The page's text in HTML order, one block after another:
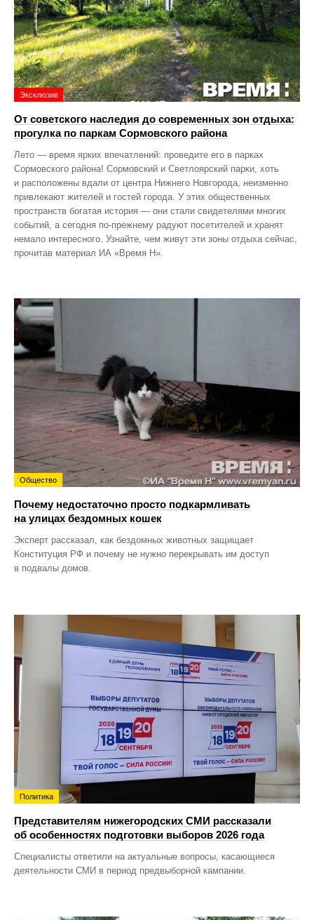
Эксклюзив
От советского наследия до современных зон отдыха:
прогулка по паркам Сормовского района
Лето — время ярких впечатлений: проведите его в парках
Сормовского района! Сормовский и Светлоярский парки, хоть
и расположены вдали от центра Нижнего Новгорода, неизменно
привлекают жителей и гостей города. У этих общественных
пространств богатая история — они стали свидетелями многих
событий, а сегодня по‑прежнему радуют посетителей и хранят
немало интересного. Узнайте, чем живут эти зоны отдыха сейчас,
прочитав материал ИА «Время Н».
Общество
Почему недостаточно просто подкармливать
на улицах бездомных кошек
Эксперт рассказал, как бездомных животных защищает
Конституция РФ и почему не нужно перекрывать им доступ
в подвалы домов.
Политика
Представителям нижегородских СМИ рассказали
об особенностях подготовки выборов 2026 года
Специалисты ответили на актуальные вопросы, касающиеся
деятельности СМИ в период предвыборной кампании.